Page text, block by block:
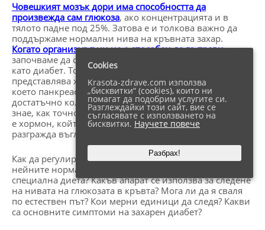
Човешкият мозък дори има способността да
произвежда сам глюкоза, ако концентрацията и в
тялото падне под 25%. Затова е и толкова важно да
поддържаме нормални нива на кръвната захар.
Когато организмът ни не е способен да го прави, ние
започваме да страдаме от състояние, известно още и
като диабет. Той бива 2 основни типа – 1 и 2. Той
представлява хронично автоимунно заболяване, при
което панкреасът не е способен да произведе
достатъчно количество инсулин. Или пък тялото не
знае, как точно да го накара да стигне до клетките. Той
е хормон, който организмът произвежда, когато
разгражда въглехидратите в организма.
Как да регулирам кръвната захар и кои точно са
нейните нормални нива? Трябва ли да спазвам
специална диета? Какъв апарат се използва за следене
на нивата на глюкозата в кръвта? Мога ли да я сваля
по естествен път? Кои мерни единици да следя? Какви
са основните симптоми на захарен диабет?
Cookies
Krasota-zdrave.com използва
„бисквитки“ (cookies), които ни
помагат да подобрим услугите си.
Разглеждайки този сайт, вие се
съгласявате с използването на
бисквитки. Научете повече
Разбрах!